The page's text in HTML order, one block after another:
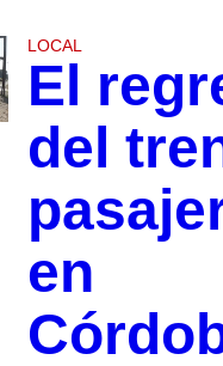
LOCAL
El
del
en